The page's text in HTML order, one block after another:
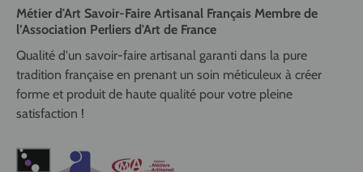
Métier d'Art Savoir-Faire Artisanal Français Membre de
l’Association Perliers d'Art de France
Qualité d'un savoir-faire artisanal garanti dans la pure
tradition française en prenant un soin méticuleux à créer
forme et produit de haute qualité pour votre pleine
satisfaction !